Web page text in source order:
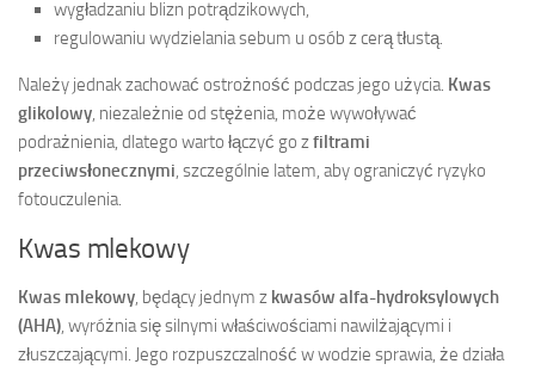
wygładzaniu blizn potrądzikowych,
regulowaniu wydzielania sebum u osób z cerą tłustą.
Należy jednak zachować ostrożność podczas jego użycia. Kwas
glikolowy, niezależnie od stężenia, może wywoływać
podrażnienia, dlatego warto łączyć go zfiltrami
przeciwsłonecznymi, szczególnie latem, aby ograniczyć ryzyko
fotouczulenia.
Kwas mlekowy
Kwas mlekowy, będący jednym z kwasów alfa-hydroksylowych
(AHA), wyróżnia się silnymi właściwościami nawilżającymi i
złuszczającymi. Jego rozpuszczalność w wodzie sprawia, że działa